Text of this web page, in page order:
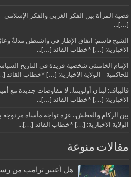
قضية المرأة بين الفكر الغربي والفكر الإسلامي
[…]...
الشيخ قاسم: اتفاق الإطار في واشنطن مذلةٌ
الاخبارية: […] *خطاب القائد […]...
الإمام الخامنئي شخصية فريدة في التاريخ
للحاكمية - الولاية الاخبارية: […] *خطاب القائد
قاليباف: لبنان أولويتنا.. لا مفاوضات جديدة مع
الاخبارية: […] *خطاب القائد […]...
بين الركام والعطش.. غزة تواجه مأساة مزدوجة
الولاية الاخبارية: […] *خطاب القائد […]...
مقالات منوعة
هل أعتبر ترامب من